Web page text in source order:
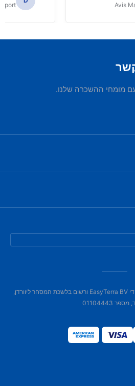
Avis
מומחי ההשכרה שלנו.
אתר זה הוא בבעלות ומופעל על ידי EasyTerra BV ורשום בלשכת המסחר ליוורדן,
01104443